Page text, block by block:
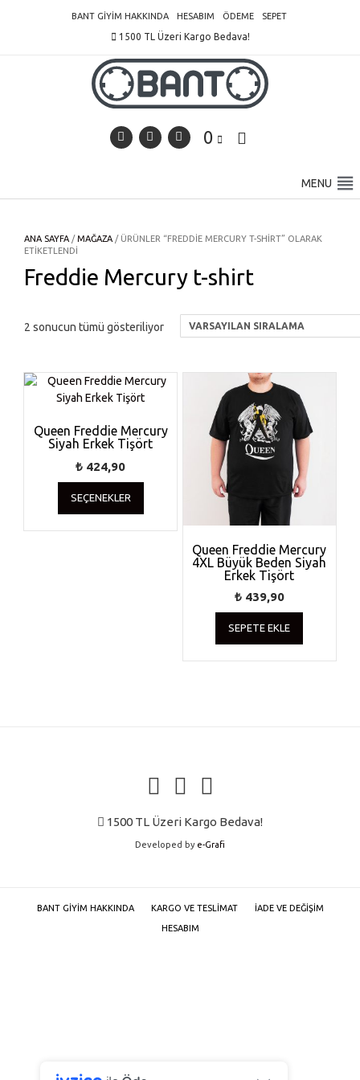
BANT GIYIM HAKKINDA HESABIM ÖDEME SEPET
1500 TL Üzeri Kargo Bedava!
0
MENU
ANA SAYFA /MAĞAZA / ÜRÜNLER “FREDDIE MERCURY T-SHIRT” OLARAK
ETIKETLENDI
Freddie Mercury t-shirt
2 sonucun tümü gösteriliyor
Queen Freddie Mercury
Siyah Erkek Tişört
₺ 424,90
SEÇENEKLER
Bu
birden
fazla
varyasyonuQueen Freddie Mercury
4XL Büyük Beden Siyah
Erkek Tişört
₺439,90
SEPETE EKLE
1500 TL Üzeri Kargo Bedava!
Developed by e-Grafi
BANT GIYIM HAKKINDA KARGO VE TESLIMAT İADE VE DEĞIŞIM
HESABIM